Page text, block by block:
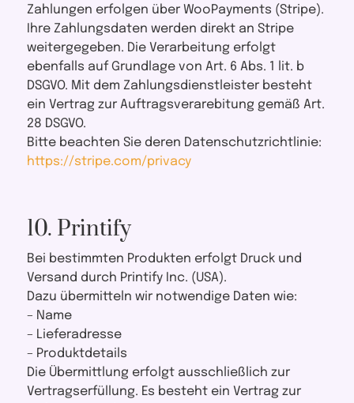
Zahlungen erfolgen über WooPayments (Stripe).
Ihre Zahlungsdaten werden direkt an Stripe
weitergegeben. Die Verarbeitung erfolgt
ebenfalls auf Grundlage von Art. 6 Abs. 1 lit. b
DSGVO. Mit dem Zahlungsdienstleister besteht
ein Vertrag zur Auftragsverarebitung gemäß Art.
28 DSGVO.
Bitte beachten Sie deren Datenschutzrichtlinie:
https://stripe.com/privacy
10. Printify
Bei bestimmten Produkten erfolgt Druck und
Versand durch Printify Inc. (USA).
Dazu übermitteln wir notwendige Daten wie:
– Name
– Lieferadresse
– Produktdetails
Die Übermittlung erfolgt ausschließlich zur
Vertragserfüllung. Es besteht ein Vertrag zur